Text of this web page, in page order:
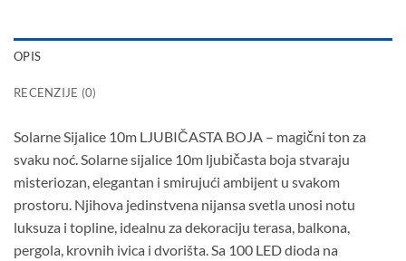
OPIS
RECENZIJE (0)
Solarne Sijalice 10m LJUBIČASTA BOJA – magični ton za
svaku noć. Solarne sijalice 10m ljubičasta boja stvaraju
misteriozan, elegantan i smirujući ambijent u svakom
prostoru. Njihova jedinstvena nijansa svetla unosi notu
luksuza i topline, idealnu za dekoraciju terasa, balkona,
pergola, krovnih ivica i dvorišta. Sa 100 LED dioda na